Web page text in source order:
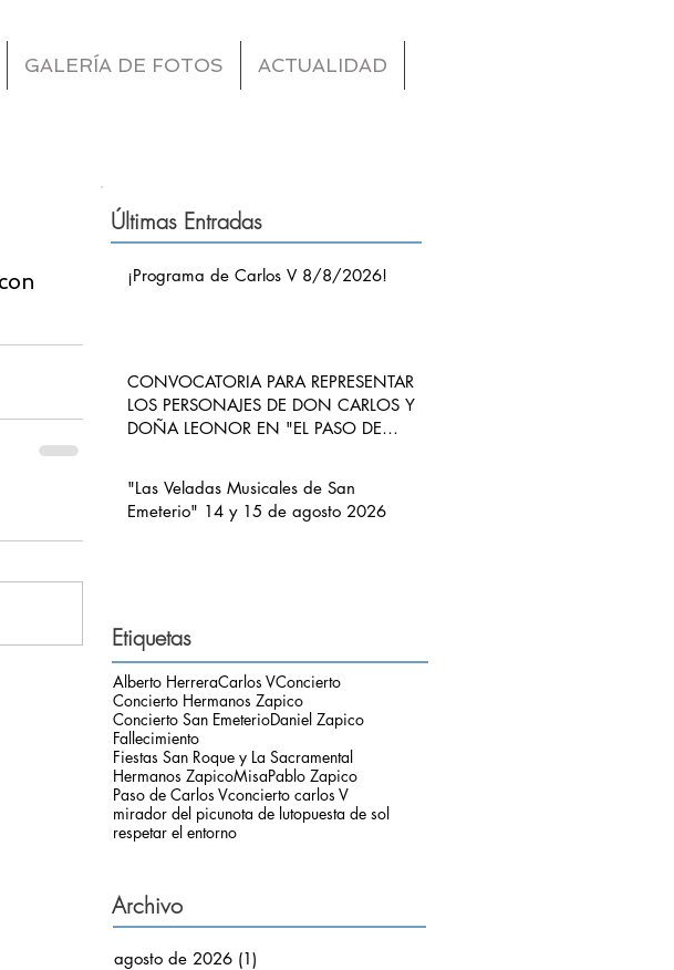
GALERÍA DE FOTOS ACTUALIDAD
¡Programa de Carlos V 8/8/2026!
CONVOCATORIA PARA REPRESENTAR
LOS PERSONAJES DE DON CARLOS Y
DOÑA LEONOR EN "EL PASO DE
"Las Veladas Musicales de San
Emeterio" 14 y 15 de agosto 2026
Etiquetas
Alberto HerreraCarlos VConcierto
Concierto Hermanos Zapico
Concierto San EmeterioDaniel Zapico
Fallecimiento
Fiestas San Roque y La Sacramental
Hermanos ZapicoMisaPablo Zapico
Paso de Carlos Vconcierto carlos V
mirador del picunota de lutopuesta de sol
respetar el entorno
Archivo
agosto de 2026 (1)
Últimas Entradas